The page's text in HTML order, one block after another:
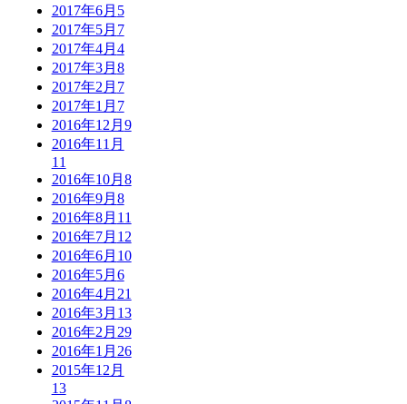
2017年6月 5
2017年5月 7
2017年4月 4
2017年3月 8
2017年2月 7
2017年1月 7
2016年12月 9
2016年11月
11
2016年10月 8
2016年9月 8
2016年8月 11
2016年7月 12
2016年6月 10
2016年5月 6
2016年4月 21
2016年3月 13
2016年2月 29
2016年1月 26
2015年12月
13